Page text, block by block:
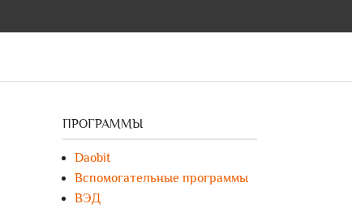
ПРОГРАММЫ
Daobit
Вспомогательные программы
ВЭД